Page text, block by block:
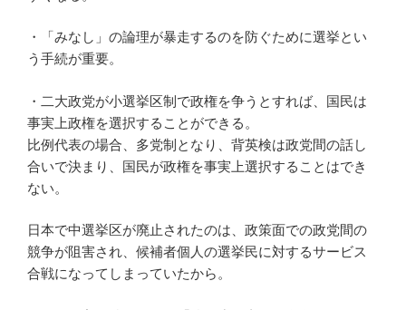
・「みなし」の論理が暴走するのを防ぐために選挙とい
う手続が重要。
・二大政党が小選挙区制で政権を争うとすれば、国民は
事実上政権を選択することができる。
比例代表の場合、多党制となり、背英検は政党間の話し
合いで決まり、国民が政権を事実上選択することはでき
ない。
日本で中選挙区が廃止されたのは、政策面での政党間の
競争が阻害され、候補者個人の選挙民に対するサービス
合戦になってしまっていたから。